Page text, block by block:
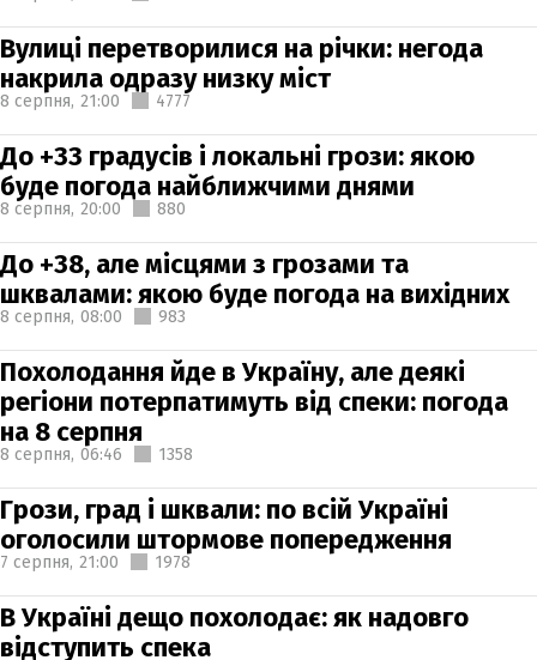
Вулиці перетворилися на річки: негода
накрила одразу низку міст
8 серпня, 21:00 4777
До +33 градусів і локальні грози: якою
буде погода найближчими днями
8 серпня, 20:00 880
До +38, але місцями з грозами та
шквалами: якою буде погода на вихідних
8 серпня, 08:00 983
Похолодання йде в Україну, але деякі
регіони потерпатимуть від спеки: погода
на 8 серпня
8 серпня, 06:46 1358
Грози, град і шквали: по всій Україні
оголосили штормове попередження
7 серпня, 21:00 1978
В Україні дещо похолодає: як надовго
відступить спека